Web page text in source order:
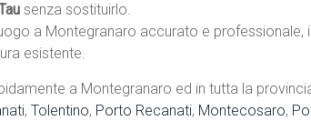
senza sostituirlo.
a Montegranaro accurato e
esistente.
a Montegranaro ed in tutta la
, Tolentino, Porto Recanati, Montecosaro,